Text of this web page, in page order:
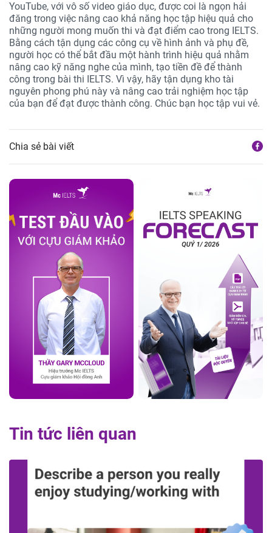
YouTube, với vô số video giáo dục, được coi là ngọn hải
đăng trong việc nâng cao khả năng học tập hiệu quả cho
những người mong muốn thi và đạt điểm cao trong IELTS.
Bằng cách tận dụng các công cụ về hình ảnh và phụ đề,
người học có thể bắt đầu một hành trình hiệu quả nhằm
nâng cao kỹ năng nghe của mình, tạo tiền đề để thành
công trong bài thi IELTS. Vì vậy, hãy tận dụng kho tài
nguyên phong phú này và nâng cao trải nghiệm học tập
của bạn để đạt được thành công. Chúc bạn học tập vui vẻ.
Chia sẻ bài viết
Tin tức liên quan